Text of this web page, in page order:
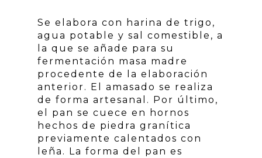
Se elabora con harina de trigo,
agua potable y sal comestible, a
la que se añade para su
fermentación masa madre
procedente de la elaboración
anterior. El amasado se realiza
de forma artesanal. Por último,
el pan se cuece en hornos
hechos de piedra granítica
previamente calentados con
leña. La forma del pan es